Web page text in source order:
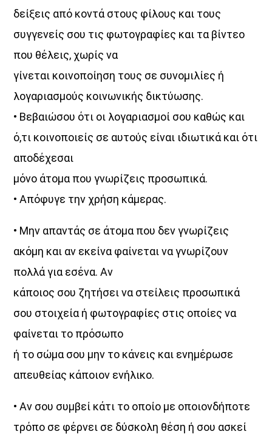
δείξεις από κοντά στους φίλους και τους
συγγενείς σου τις φωτογραφίες και τα βίντεο
που θέλεις, χωρίς να
γίνεται κοινοποίηση τους σε συνομιλίες ή
λογαριασμούς κοινωνικής δικτύωσης.
• Βεβαιώσου ότι οι λογαριασμοί σου καθώς και
ό,τι κοινοποιείς σε αυτούς είναι ιδιωτικά και ότι
αποδέχεσαι
μόνο άτομα που γνωρίζεις προσωπικά.
• Απόφυγε την χρήση κάμερας.
• Μην απαντάς σε άτομα που δεν γνωρίζεις
ακόμη και αν εκείνα φαίνεται να γνωρίζουν
πολλά για εσένα. Αν
κάποιος σου ζητήσει να στείλεις προσωπικά
σου στοιχεία ή φωτογραφίες στις οποίες να
φαίνεται το πρόσωπο
ή το σώμα σου μην το κάνεις και ενημέρωσε
απευθείας κάποιον ενήλικο.
• Αν σου συμβεί κάτι το οποίο με οποιονδήποτε
τρόπο σε φέρνει σε δύσκολη θέση ή σου ασκεί